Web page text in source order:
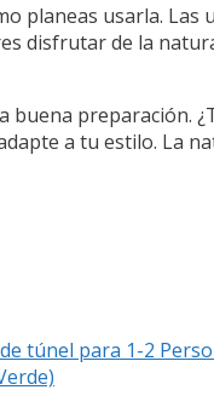
planeas usarla.
disfrutar de la
buena preparación.
a tu estilo. La
de túnel para 1-2